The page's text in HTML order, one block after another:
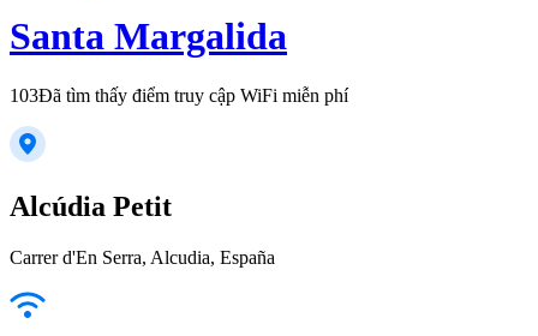
Santa Margalida
103Đã tìm thấy điểm truy cập WiFi miễn phí
Alcúdia Petit
Carrer d'En Serra, Alcudia, España